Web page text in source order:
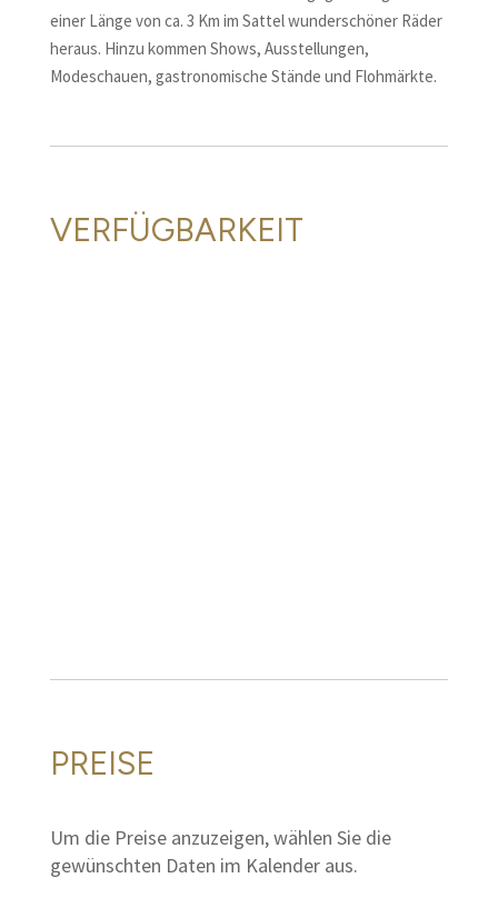
einer Länge von ca. 3 Km im Sattel wunderschöner Räder
heraus. Hinzu kommen Shows, Ausstellungen,
Modeschauen, gastronomische Stände und Flohmärkte.
VERFÜGBARKEIT
PREISE
Um die Preise anzuzeigen, wählen Sie die
gewünschten Daten im Kalender aus.